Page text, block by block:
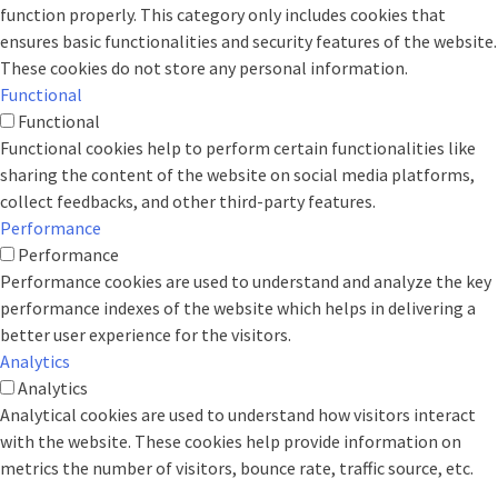
function properly. This category only includes cookies that
ensures basic functionalities and security features of the website.
These cookies do not store any personal information.
Functional
Functional
Functional cookies help to perform certain functionalities like
sharing the content of the website on social media platforms,
collect feedbacks, and other third-party features.
Performance
Performance
Performance cookies are used to understand and analyze the key
performance indexes of the website which helps in delivering a
better user experience for the visitors.
Analytics
Analytics
Analytical cookies are used to understand how visitors interact
with the website. These cookies help provide information on
metrics the number of visitors, bounce rate, traffic source, etc.